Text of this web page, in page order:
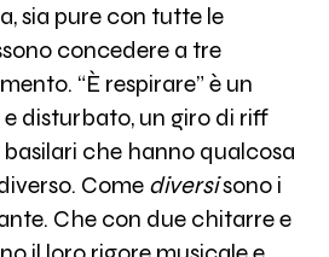
sia pure con tutte le
concedere a tre
“È respirare” è un
disturbato, un giro di riff
che hanno qualcosa
Come diversisono i
Che con due chitarre e